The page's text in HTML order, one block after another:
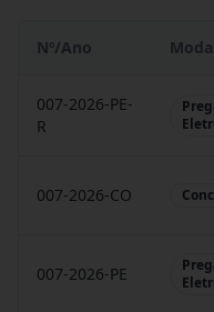
Nº/Ano
007-2026-PE-
R
007-2026-CO
007-2026-PE